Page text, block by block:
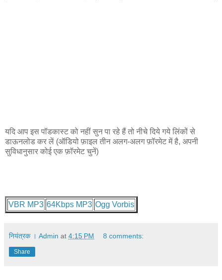
यदि आप इस पॉडकास्ट को नहीं सुन पा रहे हैं तो नीचे दिये गये लिंकों से
डाऊनलोड कर लें (ऑडियो फ़ाइल तीन अलग-अलग फ़ॉरमेट में है, अपनी
सुविधानुसार कोई एक फ़ॉरमेट चुनें)
VBR MP3 64Kbps MP3 Ogg Vorbis
नियंत्रक । Admin at 4:15 PM 8 comments:
Share